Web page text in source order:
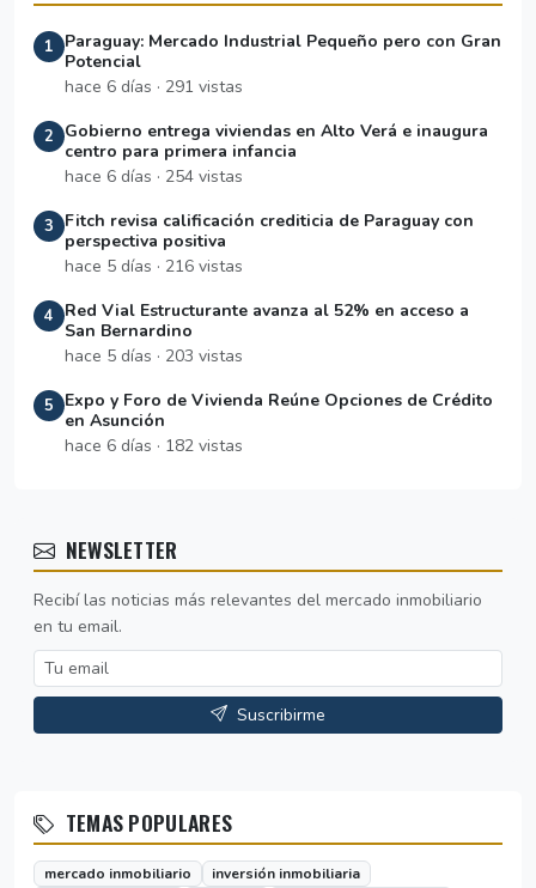
1
Paraguay: Mercado Industrial Pequeño pero con Gran
Potencial
hace 6 días · 291 vistas
2
Gobierno entrega viviendas en Alto Verá e inaugura
centro para primera infancia
hace 6 días · 254 vistas
3
Fitch revisa calificación crediticia de Paraguay con
perspectiva positiva
hace 5 días · 216 vistas
4
Red Vial Estructurante avanza al 52% en acceso a
San Bernardino
hace 5 días · 203 vistas
5
Expo y Foro de Vivienda Reúne Opciones de Crédito
en Asunción
hace 6 días · 182 vistas
NEWSLETTER
Recibí las noticias más relevantes del mercado inmobiliario
en tu email.
Suscribirme
TEMAS POPULARES
mercado inmobiliario
inversión inmobiliaria